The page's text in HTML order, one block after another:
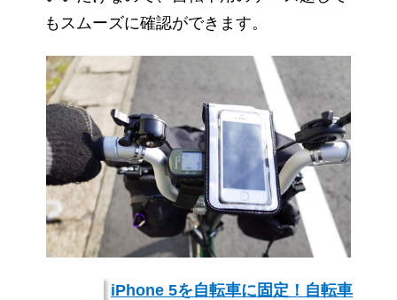
もスムーズに確認ができます。
iPhone 5を自転車に固定！自転車